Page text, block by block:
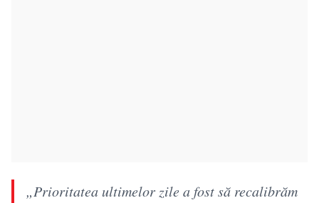
„Prioritatea ultimelor zile a fost să recalibrăm